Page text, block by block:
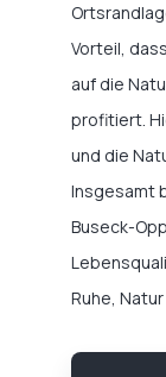
Vorteil,
auf die
profitiert.
und die
Insgesamt
Buseck-
Ruhe,